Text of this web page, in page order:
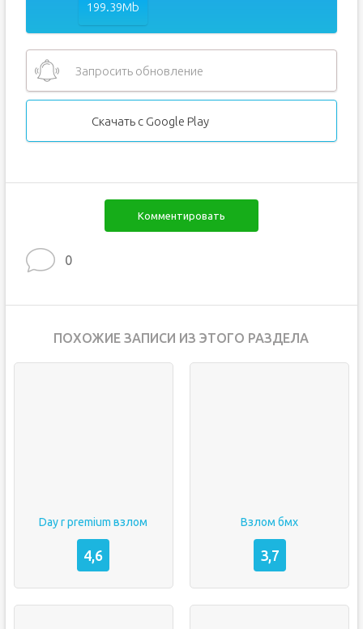
199.39Mb
Запросить обновление
Скачать с Google Play
Комментировать
0
ПОХОЖИЕ ЗАПИСИ ИЗ ЭТОГО РАЗДЕЛА
Day r premium взлом
4,6
Взлом бмх
3,7